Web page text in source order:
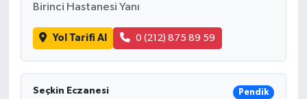
Birinci Hastanesi Yanı
Yol Tarifi Al 0 (212) 875 89 59
Seçkin Eczanesi Pendik